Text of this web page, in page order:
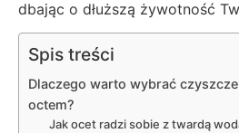
dbając o dłuższą żywotność
Spis treści
Dlaczego warto wybrać
octem?
Jak ocet radzi sobie z twardą